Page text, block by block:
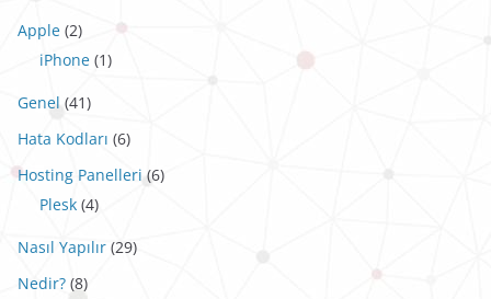
Apple (2)
iPhone (1)
Genel (41)
Hata Kodları (6)
Hosting Panelleri (6)
Plesk (4)
Nasıl Yapılır (29)
Nedir? (8)